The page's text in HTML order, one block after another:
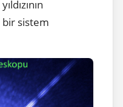
bir sistem